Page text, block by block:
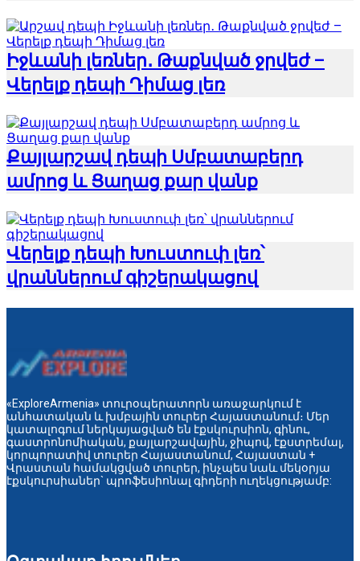
Իջևանի լեռներ․ Թաքնված ջրվեժ –
Վերելք դեպի Դիմաց լեռ
Քայլարշավ դեպի Սմբատաբերդ
ամրոց և Ցաղաց քար վանք
Վերելք դեպի Խուստուփ լեռ՝
վրաններում գիշերակացով
«ExploreArmenia» տուրօպերատորն առաջարկում է
անհատական և խմբային տուրեր Հայաստանում։ Մեր
կատալոգում ներկայացված են էքսկուրսիոն, գինու,
գաստրոնոմիական, քայլարշավային, ջիպով, էքստրեմալ,
կորպորատիվ տուրեր Հայաստանում, Հայաստան +
Վրաստան համակցված տուրեր, ինչպես նաև մեկօրյա
էքսկուրսիաներ` պրոֆեսիոնալ գիդերի ուղեկցությամբ: